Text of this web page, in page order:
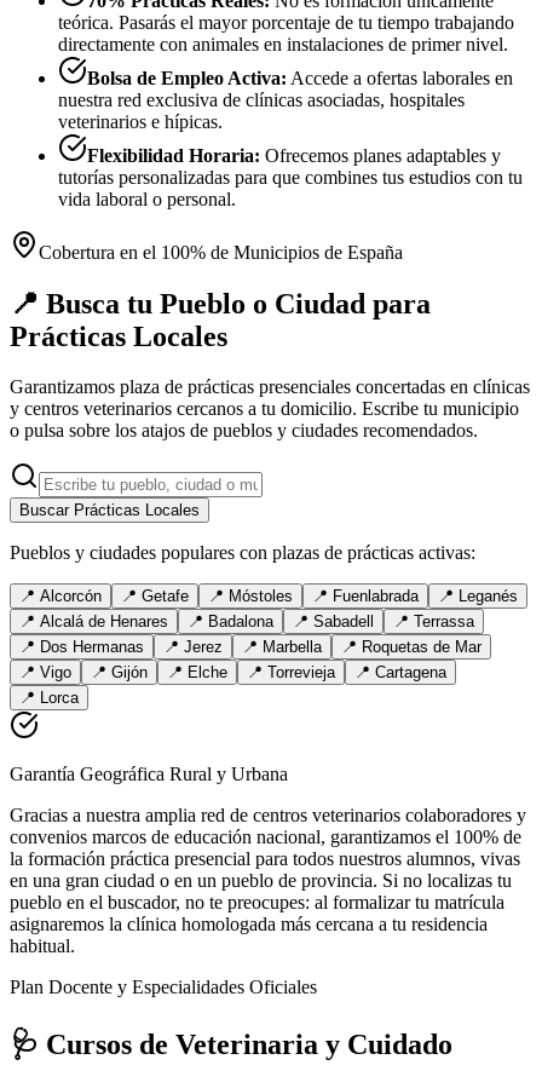
teórica. Pasarás el mayor porcentaje de tu tiempo trabajando
directamente con animales en instalaciones de primer nivel.
Bolsa de Empleo Activa: Accede a ofertas laborales en
nuestra red exclusiva de clínicas asociadas, hospitales
veterinarios e hípicas.
Flexibilidad Horaria: Ofrecemos planes adaptables y
tutorías personalizadas para que combines tus estudios con tu
vida laboral o personal.
Cobertura en el 100% de Municipios de España
📍 Busca tu Pueblo o Ciudad para
Prácticas Locales
Garantizamos plaza de prácticas presenciales concertadas en clínicas
y centros veterinarios cercanos a tu domicilio. Escribe tu municipio
o pulsa sobre los atajos de pueblos y ciudades recomendados.
Buscar Prácticas Locales
Pueblos y ciudades populares con plazas de prácticas activas:
📍 Alcorcón 📍 Getafe 📍 Móstoles 📍 Fuenlabrada 📍 Leganés
📍 Alcalá de Henares 📍 Badalona 📍 Sabadell 📍 Terrassa
📍 Dos Hermanas 📍 Jerez 📍 Marbella 📍 Roquetas de Mar
📍 Vigo 📍 Gijón 📍 Elche 📍 Torrevieja 📍 Cartagena
📍 Lorca
Garantía Geográfica Rural y Urbana
Gracias a nuestra amplia red de centros veterinarios colaboradores y
convenios marcos de educación nacional, garantizamos el 100% de
la formación práctica presencial para todos nuestros alumnos, vivas
en una gran ciudad o en un pueblo de provincia. Si no localizas tu
pueblo en el buscador, no te preocupes: al formalizar tu matrícula
asignaremos la clínica homologada más cercana a tu residencia
habitual.
Plan Docente y Especialidades Oficiales
🩺 Cursos de Veterinaria y Cuidado